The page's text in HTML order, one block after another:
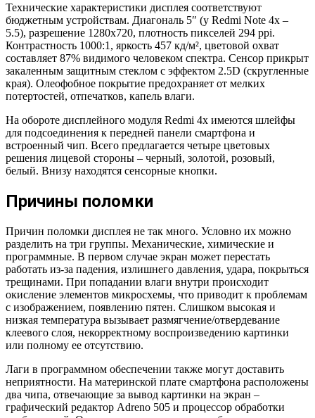
Технические характеристики дисплея соответствуют
бюджетным устройствам. Диагональ 5″ (у Redmi Note 4x –
5.5), разрешение 1280х720, плотность пикселей 294 ppi.
Контрастность 1000:1, яркость 457 кд/м², цветовой охват
составляет 87% видимого человеком спектра. Сенсор прикрыт
закаленным защитным стеклом с эффектом 2.5D (скругленные
края). Олеофобное покрытие предохраняет от мелких
потертостей, отпечатков, капель влаги.
На обороте дисплейного модуля Redmi 4x имеются шлейфы
для подсоединения к передней панели смартфона и
встроенный чип. Всего предлагается четыре цветовых
решения лицевой стороны – черный, золотой, розовый,
белый. Внизу находятся сенсорные кнопки.
Причины поломки
Причин поломки дисплея не так много. Условно их можно
разделить на три группы. Механические, химические и
программные. В первом случае экран может перестать
работать из-за падения, излишнего давления, удара, покрыться
трещинами. При попадании влаги внутри происходит
окисление элементов микросхемы, что приводит к проблемам
с изображением, появлению пятен. Слишком высокая и
низкая температура вызывает размягчение/отвердевание
клеевого слоя, некорректному воспроизведению картинки
или полному ее отсутствию.
Лаги в программном обеспечении также могут доставить
неприятности. На материнской плате смартфона расположены
два чипа, отвечающие за вывод картинки на экран –
графический редактор Adreno 505 и процессор обработки